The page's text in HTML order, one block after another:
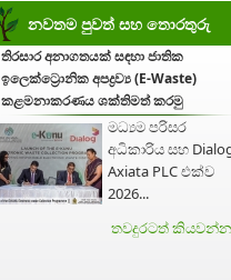
නවතම පුවත් සහ තොරතුරු
තිරසාර අනාගතයක් සඳහා ජාතික
ඉලෙක්ට්‍රොනික අපද්‍රව්‍ය (E-Waste)
කළමනාකරණය ශක්තිමත් කරමු
මධ්‍යම පරිසර
අධිකාරිය සහ
Axiata PLC එක්ව
2026...
තවදුරටත් කියවන්න